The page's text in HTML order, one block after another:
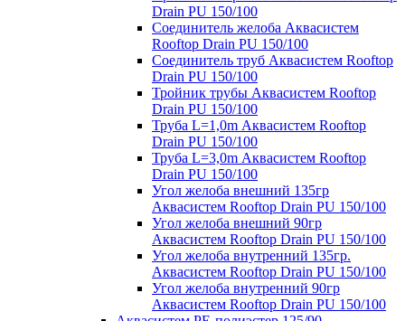
Drain PU 150/100
Соединитель желоба Аквасистем
Rooftop Drain PU 150/100
Соединитель труб Аквасистем Rooftop
Drain PU 150/100
Тройник трубы Аквасистем Rooftop
Drain PU 150/100
Труба L=1,0m Аквасистем Rooftop
Drain PU 150/100
Труба L=3,0m Аквасистем Rooftop
Drain PU 150/100
Угол желоба внешний 135гр
Аквасистем Rooftop Drain PU 150/100
Угол желоба внешний 90гр
Аквасистем Rooftop Drain PU 150/100
Угол желоба внутренний 135гр.
Аквасистем Rooftop Drain PU 150/100
Угол желоба внутренний 90гр
Аквасистем Rooftop Drain PU 150/100